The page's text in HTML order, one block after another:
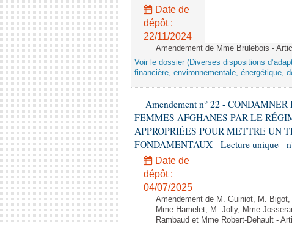
Date de
dépôt :
22/11/2024
Amendement de Mme Brulebois -
Voir le dossier (Diverses dispositions
financière, environnementale, énergétique,
Amendement n° 22 -
FEMMES AFGHANES PAR LE
APPROPRIÉES POUR METTRE UN
FONDAMENTAUX - Lecture unique -
Date de
dépôt :
04/07/2025
Amendement de M. Guiniot, M.
Mme Hamelet, M. Jolly, Mme
Rambaud et Mme Robert-Dehault -